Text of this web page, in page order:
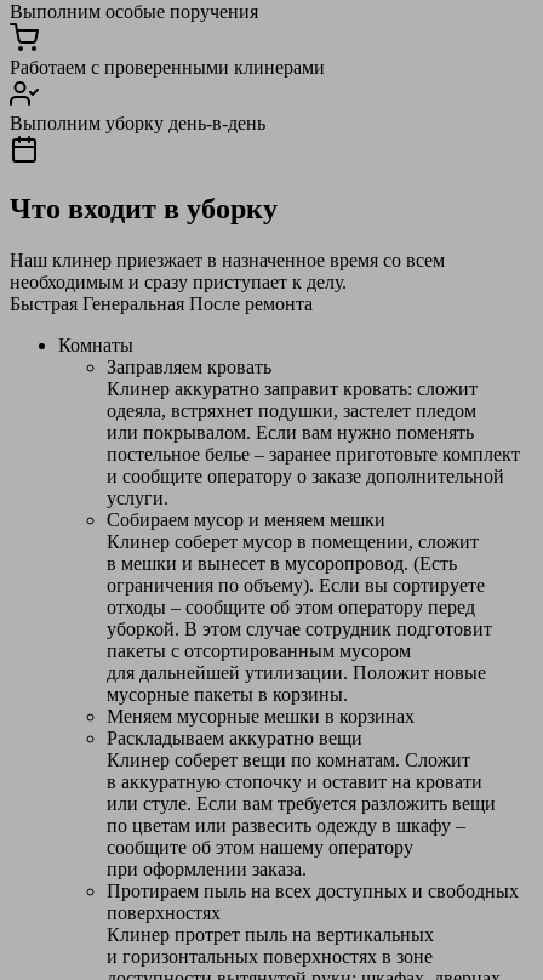
Выполним особые поручения
Работаем с проверенными клинерами
Выполним уборку день-в-день
Что входит в уборку
Наш клинер приезжает в назначенное время со всем
необходимым и сразу приступает к делу.
Быстрая Генеральная После ремонта
Комнаты
Заправляем кровать
Клинер аккуратно заправит кровать: сложит
одеяла, встряхнет подушки, застелет пледом
или покрывалом. Если вам нужно поменять
постельное белье – заранее приготовьте комплект
и сообщите оператору о заказе дополнительной
услуги.
Собираем мусор и меняем мешки
Клинер соберет мусор в помещении, сложит
в мешки и вынесет в мусоропровод. (Есть
ограничения по объему). Если вы сортируете
отходы – сообщите об этом оператору перед
уборкой. В этом случае сотрудник подготовит
пакеты с отсортированным мусором
для дальнейшей утилизации. Положит новые
мусорные пакеты в корзины.
Меняем мусорные мешки в корзинах
Раскладываем аккуратно вещи
Клинер соберет вещи по комнатам. Сложит
в аккуратную стопочку и оставит на кровати
или стуле. Если вам требуется разложить вещи
по цветам или развесить одежду в шкафу –
сообщите об этом нашему оператору
при оформлении заказа.
Протираем пыль на всех доступных и свободных
поверхностях
Клинер протрет пыль на вертикальных
и горизонтальных поверхностях в зоне